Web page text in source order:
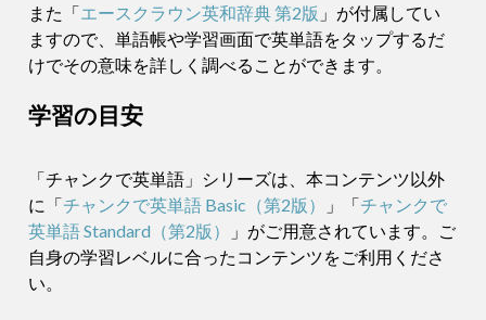
また「エースクラウン英和辞典 第2版 」が付属してい
ますので、単語帳や学習画面で英単語をタップするだ
けでその意味を詳しく調べることができます。
学習の目安
「チャンクで英単語」シリーズは、本コンテンツ以外
に「チャンクで英単語 Basic（第2版） 」「チャンクで
英単語 Standard（第2版）
」がご用意されています。ご
自身の学習レベルに合ったコンテンツをご利用くださ
い。